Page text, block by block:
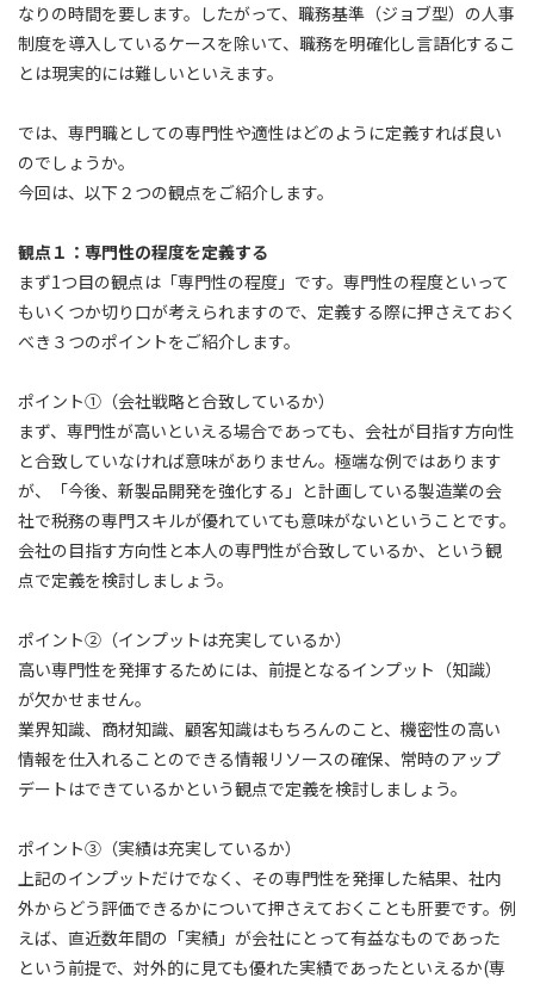
なりの時間を要します。したがって、職務基準（ジョブ型）の人事
制度を導入しているケースを除いて、職務を明確化し言語化するこ
とは現実的には難しいといえます。
では、専門職としての専門性や適性はどのように定義すれば良い
のでしょうか。
今回は、以下２つの観点をご紹介します。
観点１：専門性の程度を定義する
まず1つ目の観点は「専門性の程度」です。専門性の程度といって
もいくつか切り口が考えられますので、定義する際に押さえておく
べき３つのポイントをご紹介します。
ポイント①（会社戦略と合致しているか）
まず、専門性が高いといえる場合であっても、会社が目指す方向性
と合致していなければ意味がありません。極端な例ではあります
が、「今後、新製品開発を強化する」と計画している製造業の会
社で税務の専門スキルが優れていても意味がないということです。
会社の目指す方向性と本人の専門性が合致しているか、という観
点で定義を検討しましょう。
ポイント②（インプットは充実しているか）
高い専門性を発揮するためには、前提となるインプット（知識）
が欠かせません。
業界知識、商材知識、顧客知識はもちろんのこと、機密性の高い
情報を仕入れることのできる情報リソースの確保、常時のアップ
デートはできているかという観点で定義を検討しましょう。
ポイント③（実績は充実しているか）
上記のインプットだけでなく、その専門性を発揮した結果、社内
外からどう評価できるかについて押さえておくことも肝要です。例
えば、直近数年間の「実績」が会社にとって有益なものであった
という前提で、対外的に見ても優れた実績であったといえるか(専